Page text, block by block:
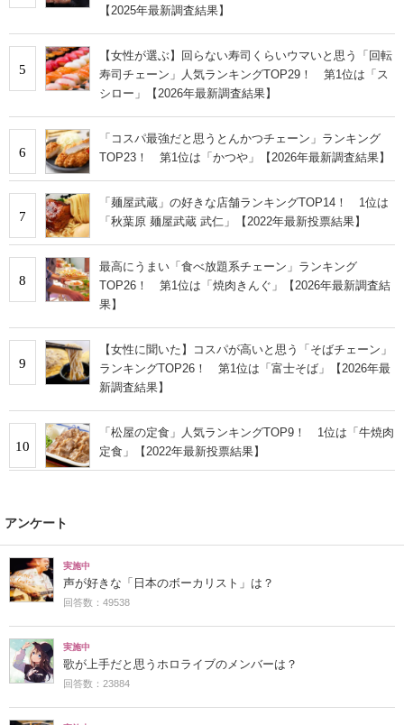
【2025年最新調査結果】
5
【女性が選ぶ】回らない寿司くらいウマいと思う「回転
寿司チェーン」人気ランキングTOP29！ 第1位は「ス
シロー」【2026年最新調査結果】
6
「コスパ最強だと思うとんかつチェーン」ランキング
TOP23！ 第1位は「かつや」【2026年最新調査結果】
7
「麺屋武蔵」の好きな店舗ランキングTOP14！ 1位は
「秋葉原 麺屋武蔵 武仁」【2022年最新投票結果】
8
最高にうまい「食べ放題系チェーン」ランキング
TOP26！ 第1位は「焼肉きんぐ」【2026年最新調査結
果】
9
【女性に聞いた】コスパが高いと思う「そばチェーン」
ランキングTOP26！ 第1位は「富士そば」【2026年最
新調査結果】
10
「松屋の定食」人気ランキングTOP9！ 1位は「牛焼肉
定食」【2022年最新投票結果】
アンケート
実施中
声が好きな「日本のボーカリスト」は？
回答数：49538
実施中
歌が上手だと思うホロライブのメンバーは？
回答数：23884